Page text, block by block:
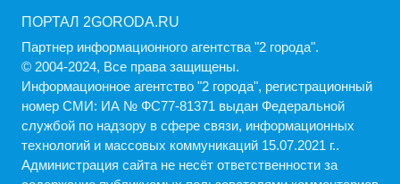
ПОРТАЛ 2GORODA.RU
Партнер информационного агентства "2 города".
© 2004-2024, Все права защищены.
Информационное агентство "2 города", регистрационный
номер СМИ: ИА № ФС77-81371 выдан Федеральной
службой по надзору в сфере связи, информационных
технологий и массовых коммуникаций 15.07.2021 г..
Администрация cайта не несёт ответственности за